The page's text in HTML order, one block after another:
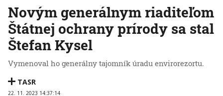
Novým generálnym riaditeľom
Štátnej ochrany prírody sa stal
Štefan Kysel
Vymenoval ho generálny tajomník úradu envirorezortu.
TASR
22. 11. 2023 14:37:14